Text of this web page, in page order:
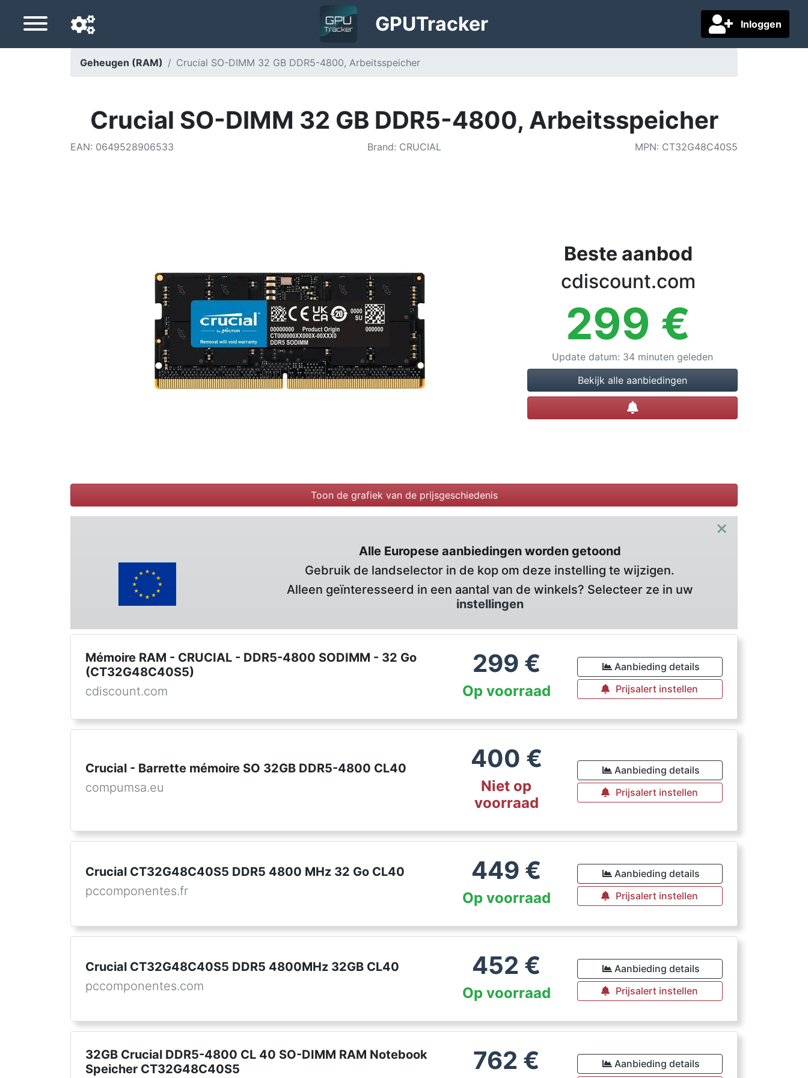
Inloggen
GPUTracker
Favoriete bezorgland
Geheugen (RAM) Crucial SO-DIMM 32 GB DDR5-4800, Arbeitsspeicher
Crucial SO-DIMM 32 GB DDR5-4800, Arbeitsspeicher
EAN: 0649528906533 Brand: CRUCIAL MPN: CT32G48C40S5
Beste aanbod
cdiscount.com
299 €
Update datum: 34 minuten geleden
Bekijk alle aanbiedingen
Prijsalert instellen
Toon de grafiek van de prijsgeschiedenis
×
Alle Europese aanbiedingen worden getoond
Gebruik de landselector in de kop om deze instelling te wijzigen.
Alleen geïnteresseerd in een aantal van de winkels? Selecteer ze in uw
instellingen
Mémoire RAM - CRUCIAL - DDR5-4800 SODIMM - 32 Go
(CT32G48C40S5)
cdiscount.com
299 €
Op voorraad
Aanbieding details
Prijsalert instellen
Crucial - Barrette mémoire SO 32GB DDR5-4800 CL40
compumsa.eu
400 €
Niet op
voorraad
Aanbieding details
Prijsalert instellen
Crucial CT32G48C40S5 DDR5 4800 MHz 32 Go CL40
pccomponentes.fr
449 €
Op voorraad
Aanbieding details
Prijsalert instellen
Crucial CT32G48C40S5 DDR5 4800MHz 32GB CL40
pccomponentes.com
452 €
Op voorraad
Aanbieding details
Prijsalert instellen
32GB Crucial DDR5-4800 CL 40 SO-DIMM RAM Notebook
Speicher CT32G48C40S5
762 € Aanbieding details